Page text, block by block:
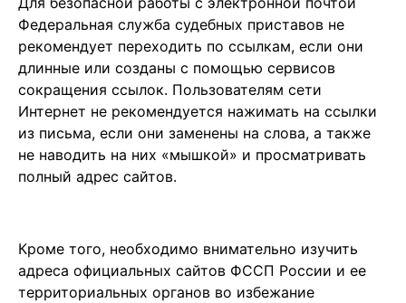
Федеральная служба судебных приставов не
рекомендует переходить по ссылкам, если они
длинные или созданы с помощью сервисов
сокращения ссылок. Пользователям сети
Интернет не рекомендуется нажимать на ссылки
из письма, если они заменены на слова, а также
не наводить на них «мышкой» и просматривать
полный адрес сайтов.
Кроме того, необходимо внимательно изучить
адреса официальных сайтов ФССП России и ее
территориальных органов во избежание